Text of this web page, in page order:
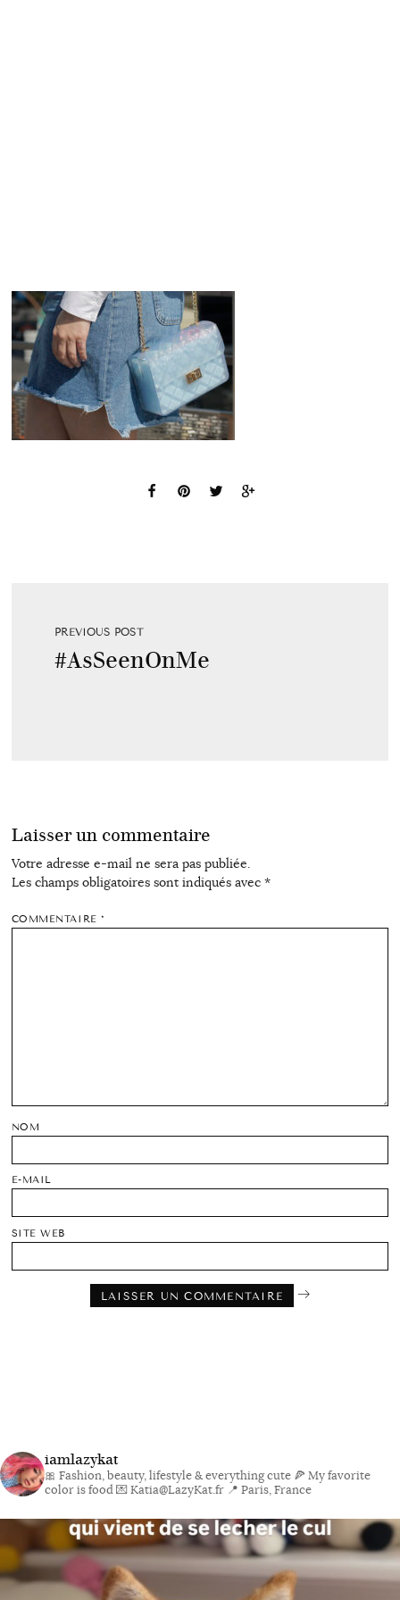
PREVIOUS POST
#AsSeenOnMe
Laisser un commentaire
Votre adresse e-mail ne sera pas publiée.
Les champs obligatoires sont indiqués avec *
COMMENTAIRE*
NOM
E-MAIL
SITE WEB
iamlazykat
🎀 Fashion, beauty, lifestyle & everything cute 🍕 My favorite
color is food💌 Katia@LazyKat.fr 📍 Paris, France